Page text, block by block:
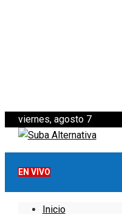
viernes, agosto 7
EN VIVO
Inicio